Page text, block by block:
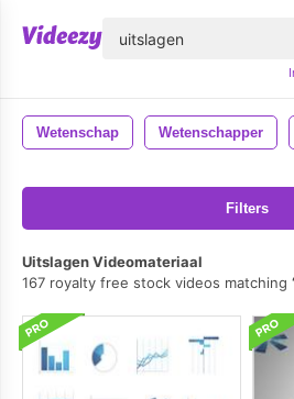
Wetenschap Wetenschapper
Filters
Uitslagen Videomateriaal
167 royalty free stock videos matching